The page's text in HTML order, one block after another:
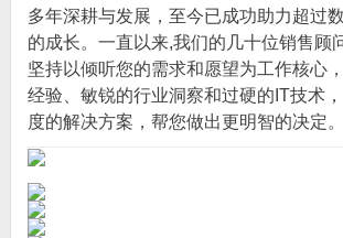
多年深耕与发展，至今已成功助力超过
的成长。一直以来,我们的几十位销售顾
坚持以倾听您的需求和愿望为工作核心
经验、敏锐的行业洞察和过硬的IT技术
度的解决方案，帮您做出更明智的决定。